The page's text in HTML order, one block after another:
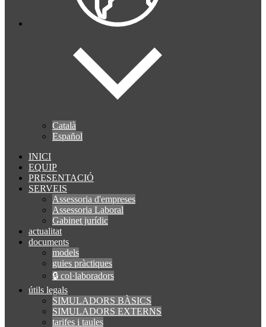
Català
Español
INICI
EQUIP
PRESENTACIÓ
SERVEIS
Assessoria d'empreses
Assessoria Laboral
Gabinet jurídic
actualitat
documents
models
guies pràctiques
🔒 col·laboradors
útils legals
SIMULADORS BÀSICS
SIMULADORS EXTERNS
tarifes i taules